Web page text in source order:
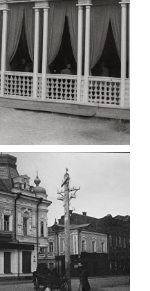
ЖИТОМИР 1947
Фото Житомир (1945-
Leave a comment